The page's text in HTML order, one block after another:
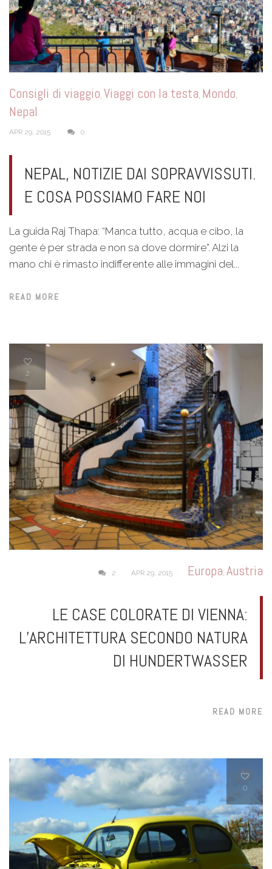
Consigli di viaggio, Viaggi con la testa, Mondo,
Nepal
APR 29, 2015 0
NEPAL, NOTIZIE DAI SOPRAVVISSUTI.
E COSA POSSIAMO FARE NOI
La guida Raj Thapa: “Manca tutto, acqua e cibo, la
gente è per strada e non sa dove dormire”. Alzi la
mano chi è rimasto indifferente alle immagini del...
READ MORE
2
Europa, Austria
APR 29, 2015
2
LE CASE COLORATE DI VIENNA:
L’ARCHITETTURA SECONDO NATURA
DI HUNDERTWASSER
READ MORE
0